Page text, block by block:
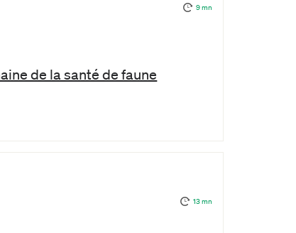
9 mn
de la santé de faune
13 mn